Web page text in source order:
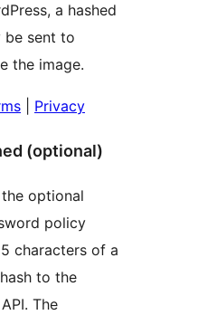
a hashed
be sent to
the image.
Privacy
(optional)
optional
policy
characters of a
to the
The